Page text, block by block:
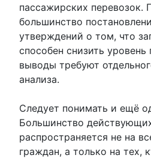
пассажирских перевозок.
большинство
утверждений о том, что
способен снизить уровень
выводы требуют
анализа.
Следует понимать и ещё
Большинство
распространяется не на
граждан, а только на тех,